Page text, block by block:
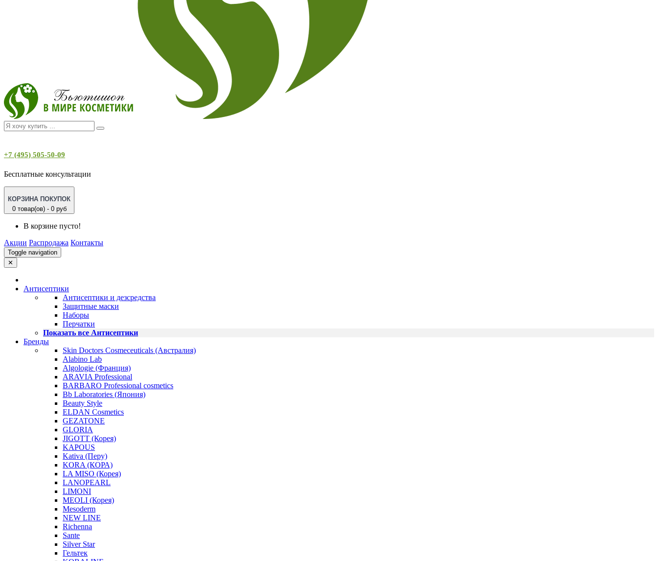
+7 (495) 505-50-09
Бесплатные консультации
КОРЗИНА ПОКУПОК
0 товар(ов) - 0 руб
В корзине пусто!
Акции Распродажа Контакты
Toggle navigation
✕
Антисептики
Антисептики и дезсредства
Защитные маски
Наборы
Перчатки
Показать все Антисептики
Бренды
Skin Doctors Cosmeceuticals (Австралия)
Alabino Lab
Algologie (Франция)
ARAVIA Professional
BARBARO Professional cosmetics
Bb Laboratories (Япония)
Beauty Style
ELDAN Cosmetics
GEZATONE
GLORIA
JIGOTT (Корея)
KAPOUS
Kativa (Перу)
KORA (КОРА)
LA MISO (Корея)
LANOPEARL
LIMONI
MEOLI (Корея)
Mesoderm
NEW LINE
Richenna
Sante
Silver Star
Гельтек